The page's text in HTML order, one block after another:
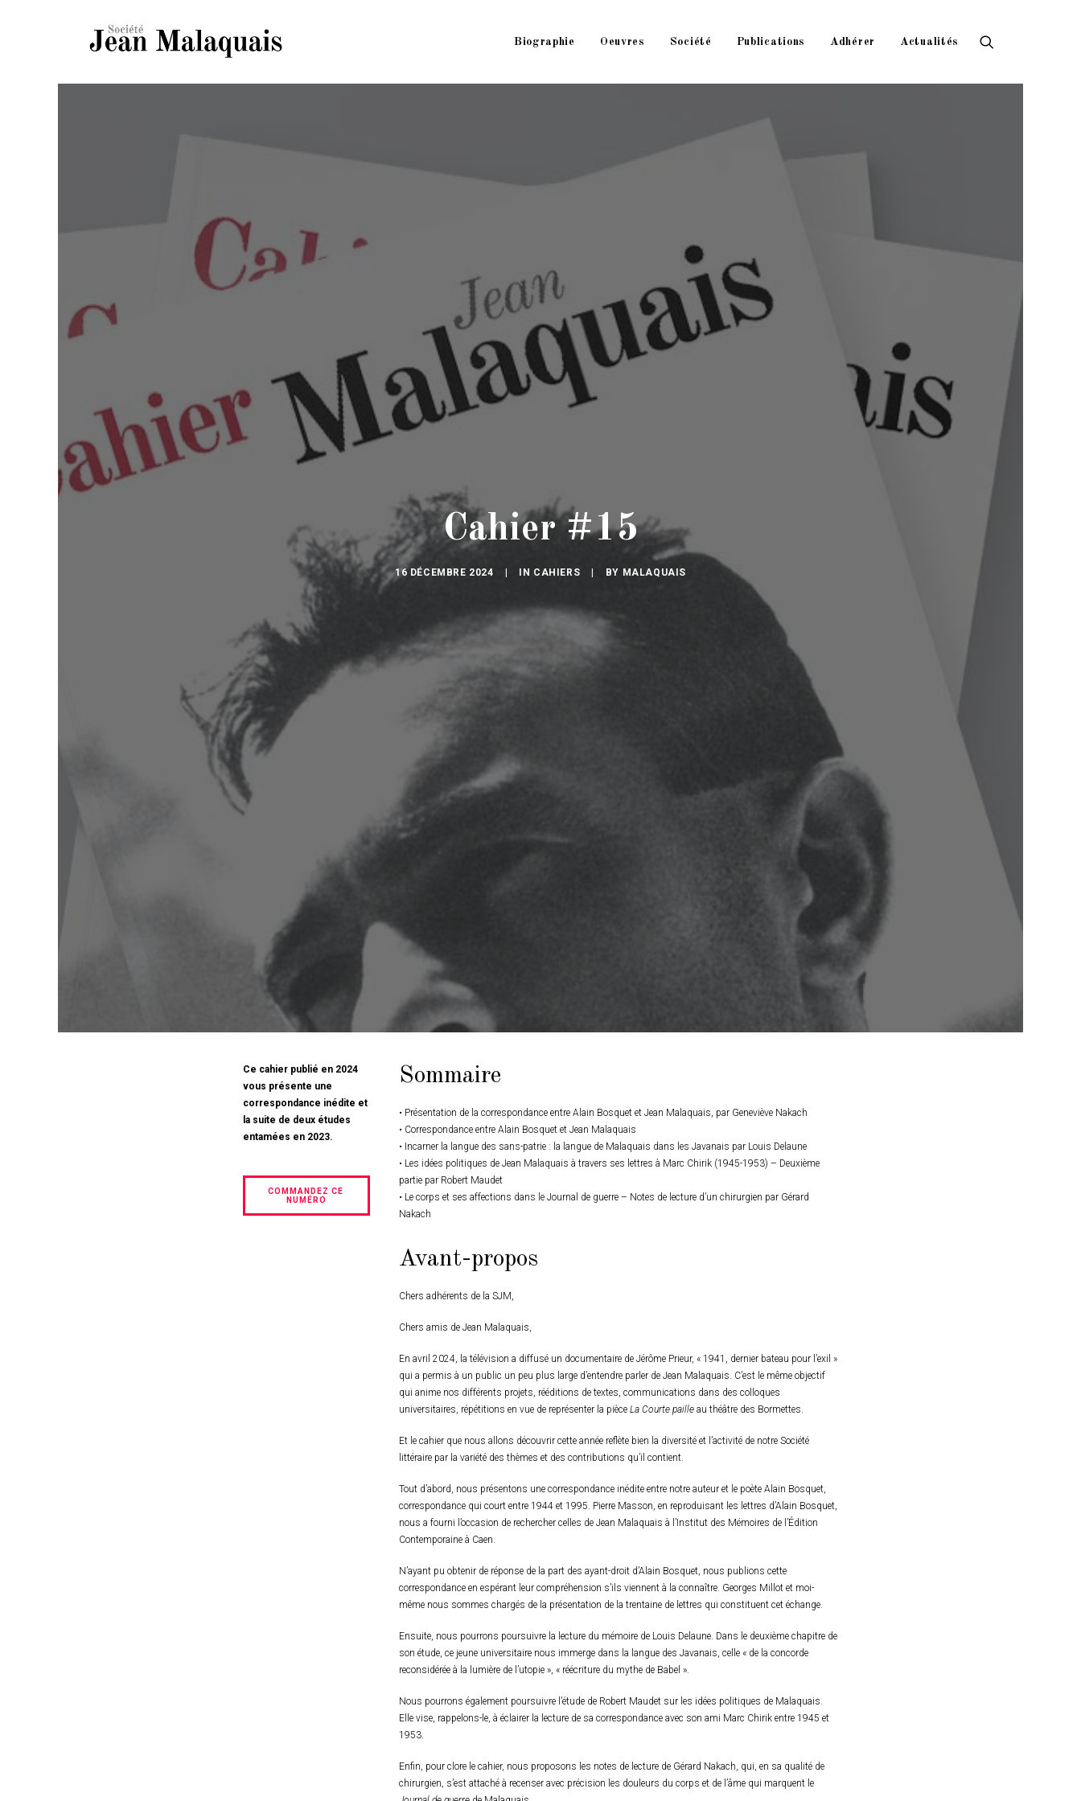
Biographie Oeuvres Société Publications Adhérer Actualités
Cahier #15
16 DÉCEMBRE 2024 IN CAHIERS BY MALAQUAIS
Ce cahier publié en 2024
vous présente une
correspondance inédite et
la suite de deux études
entamées en 2023.
COMMANDEZ CE
NUMÉRO
Sommaire
• Présentation de la correspondance entre Alain Bosquet et Jean Malaquais, par Geneviève Nakach
• Correspondance entre Alain Bosquet et Jean Malaquais
• Incarner la langue des sans-patrie : la langue de Malaquais dans les Javanais par Louis Delaune
• Les idées politiques de Jean Malaquais à travers ses lettres à Marc Chirik (1945-1953) – Deuxième
partie par Robert Maudet
• Le corps et ses affections dans le Journal de guerre – Notes de lecture d’un chirurgien par Gérard
Nakach
Avant-propos
Chers adhérents de la SJM,
Chers amis de Jean Malaquais,
En avril 2024, la télévision a diffusé un documentaire de Jérôme Prieur, « 1941, dernier bateau pour l’exil »
qui a permis à un public un peu plus large d’entendre parler de Jean Malaquais. C’est le même objectif
qui anime nos différents projets, rééditions de textes, communications dans des colloques
universitaires, répétitions en vue de représenter la pièce La Courte paille au théâtre des Bormettes.
Et le cahier que nous allons découvrir cette année reflète bien la diversité et l’activité de notre Société
littéraire par la variété des thèmes et des contributions qu’il contient.
Tout d’abord, nous présentons une correspondance inédite entre notre auteur et le poète Alain Bosquet,
correspondance qui court entre 1944 et 1995. Pierre Masson, en reproduisant les lettres d’Alain Bosquet,
nous a fourni l’occasion de rechercher celles de Jean Malaquais à l’Institut des Mémoires de l’Édition
Contemporaine à Caen.
N’ayant pu obtenir de réponse de la part des ayant-droit d’Alain Bosquet, nous publions cette
correspondance en espérant leur compréhension s’ils viennent à la connaître. Georges Millot et moi-
même nous sommes chargés de la présentation de la trentaine de lettres qui constituent cet échange.
Ensuite, nous pourrons poursuivre la lecture du mémoire de Louis Delaune. Dans le deuxième chapitre de
son étude, ce jeune universitaire nous immerge dans la langue des Javanais, celle « de la concorde
reconsidérée à la lumière de l’utopie », « réécriture du mythe de Babel ».
Nous pourrons également poursuivre l’étude de Robert Maudet sur les idées politiques de Malaquais.
Elle vise, rappelons-le, à éclairer la lecture de sa correspondance avec son ami Marc Chirik entre 1945 et
1953.
Enfin, pour clore le cahier, nous proposons les notes de lecture de Gérard Nakach, qui, en sa qualité de
chirurgien, s’est attaché à recenser avec précision les douleurs du corps et de l’âme qui marquent le